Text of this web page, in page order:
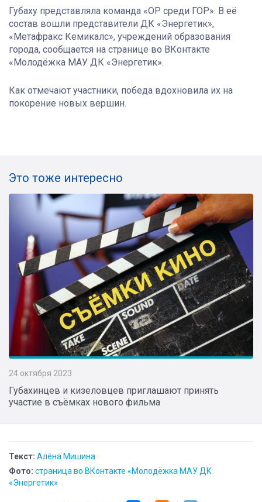
Губаху представляла команда «ОР среди ГОР». В её
состав вошли представители ДК «Энергетик»,
«Метафракс Кемикалс», учреждений образования
города, сообщается на странице во ВКонтакте
«Молодёжка МАУ ДК «Энергетик».
Как отмечают участники, победа вдохновила их на
покорение новых вершин.
Это тоже интересно
24 октября 2023
Губахинцев и кизеловцев приглашают принять
участие в съёмках нового фильма
Текст: Алёна Мишина
Фото: страница во ВКонтакте «Молодёжка МАУ ДК
«Энергетик»